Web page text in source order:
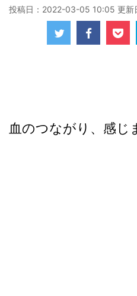
投稿日：2022-03-05 10:05 更新
血のつながり、感じ